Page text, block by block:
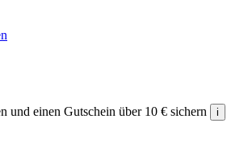
und einen Gutschein über 10 € sichern i